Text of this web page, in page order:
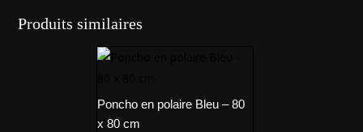
Produits similaires
Poncho en polaire Bleu – 80
x 80 cm